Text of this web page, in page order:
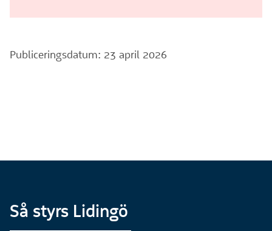
Publiceringsdatum: 23 april 2026
Så styrs Lidingö